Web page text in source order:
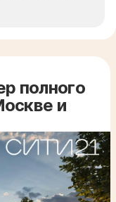
полного
и